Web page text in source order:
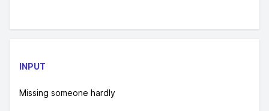
INPUT
Missing someone hardly